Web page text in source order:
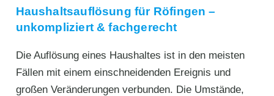
Haushaltsauflösung für Röfingen –
unkompliziert & fachgerecht
Die Auflösung eines Haushaltes ist in den meisten
Fällen mit einem einschneidenden Ereignis und
großen Veränderungen verbunden. Die Umstände,